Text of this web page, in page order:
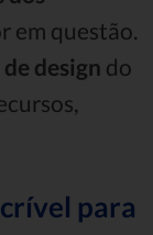
em questão.
design do
para